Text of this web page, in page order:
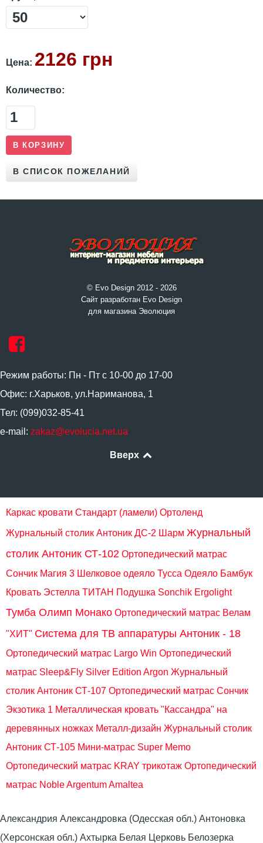
Цена: 2126 грн
Количество:
© Evo Design 2012 - 2026
Сайт разработан Evo Design
для магазина Эволюция
Режим работы: Пн - Пт с 10-00 до 17-00
Офис: г.Харьков, ул.Нариманова, 1
Тел: (099)032-85-41
e-mail: zakaz@evolucia.net.ua
Вверх
Каркас кровати Стандарт (ламели) Ортоленд
Журнальный столик Антоник ДС-2 Шарм Журнальный
столик Антоник СТ-102 Ортопедический матрас
Сончик Магия 3 Шелковое одеяло Тусса Одеяло Бамбук
Кровать Эстелла ТИТАН Подушка Sonchik Ergolight
Тумба Олимп Монако Ортопедический матрас Велам
"ХИТ" Система для ТВ аппаратуры Антоник - 18
Ортопедический матрас Largo Win Ортопедический
матрас Sleep&Fly Silver Edition Argon Журнальный
столик Антоник СТ-107 Ортопедический матрас Сончик
Экзотика 1 Металлическая кровать "Кассандра" на
деревянных ножках Металл-дизайн Журнальный столик
Антоник СТ-105 Мини-матрас Super Memo
Ортопедический матрас KRAY трикотаж Ортопедический
матрас Noble Argentum Amaltea
Александрия Александровка (Одесская обл.) Антоновка
(Херсонская обл.) Ахтырка Белая Церковь Белозерка